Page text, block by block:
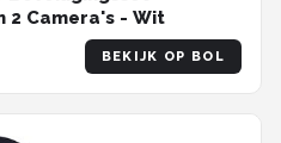
2 Camera's - Wit
BEKIJK OP BOL